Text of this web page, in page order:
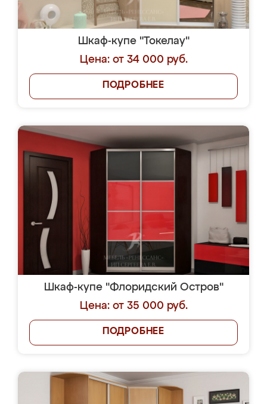
Шкаф-купе "Токелау"
Цена: от 34 000 руб.
ПОДРОБНЕЕ
Шкаф-купе "Флоридский Остров"
Цена: от 35 000 руб.
ПОДРОБНЕЕ